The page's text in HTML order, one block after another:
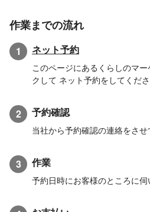
作業までの流れ
1 ネット予約
このページにあるくらしのマ
クして ネット予約をしてくださ
2 予約確認
当社から予約確認の連絡をさせ
3 作業
予約日時にお客様のところに伺